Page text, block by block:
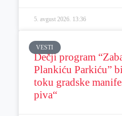
5. avgust 2026. 13:36
VESTI
Dečji program
Plankiću Parkiću”
toku gradske
piva“